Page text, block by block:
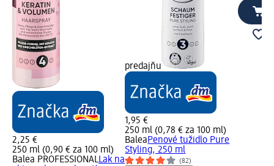
2,25 €
250 ml (0,90 € za 100 ml)
Balea PROFESSIONALLak na
predajňu
1,95 €
250 ml (0,78 € za 100 ml)
BaleaPenové tužidlo Pure
Styling, 250 ml
(82)